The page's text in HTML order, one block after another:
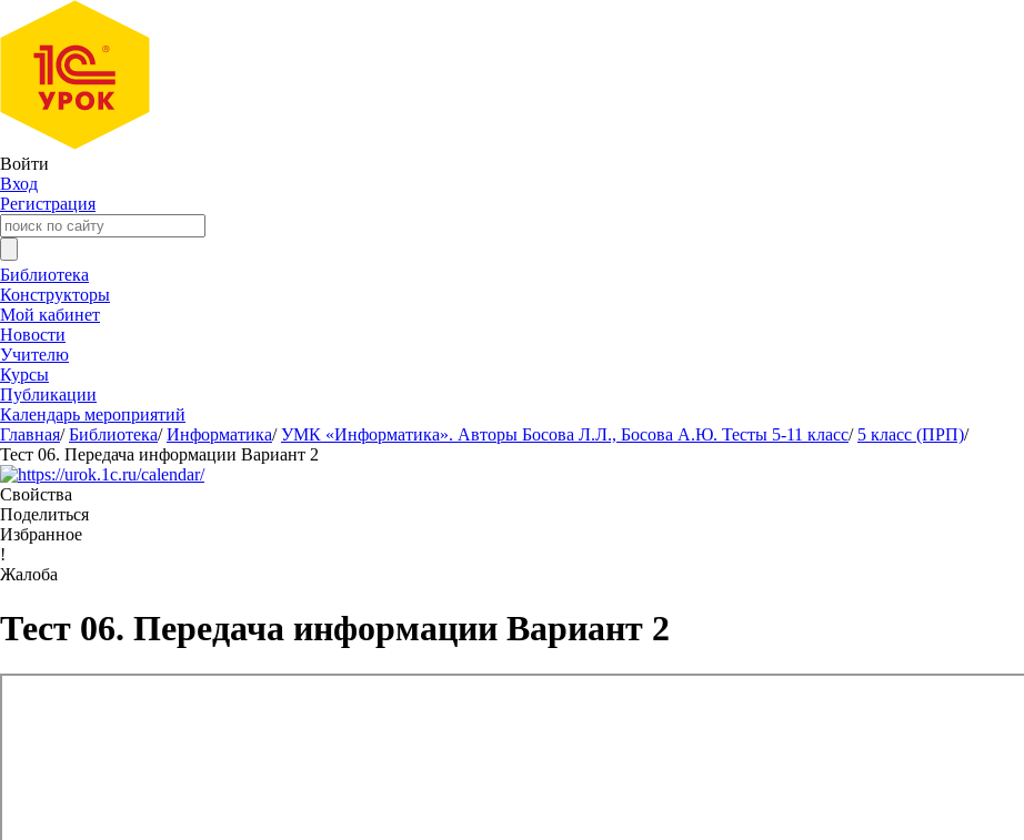
Войти
Вход
Регистрация
Библиотека
Конструкторы
Мой кабинет
Новости
Учителю
Курсы
Публикации
Календарь мероприятий
Главная/ Библиотека/ Информатика/ УМК «Информатика». Авторы Босова Л.Л., Босова А.Ю. Тесты 5-11 класс/ 5 класс (ПРП)/
Тест 06. Передача информации Вариант 2
Свойства
Поделиться
Избранное
!
Жалоба
Тест 06. Передача информации Вариант 2